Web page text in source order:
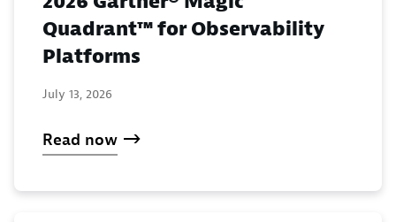
Quadrant™ for Observability
Platforms
July 13, 2026
Read now